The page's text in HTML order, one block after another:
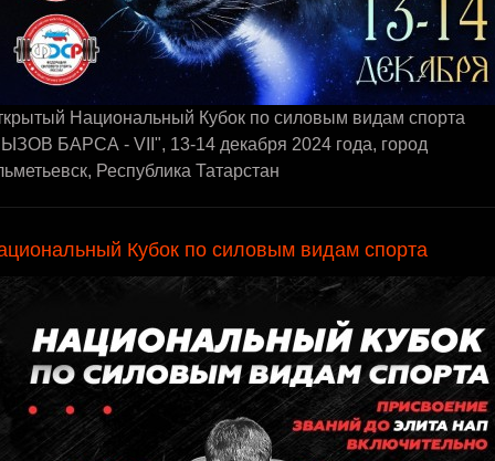
Национальный Кубок по силовым видам спорта
БАРСА - VII", 13-14 декабря 2024 года, город
Республика Татарстан
Кубок по силовым видам спорта